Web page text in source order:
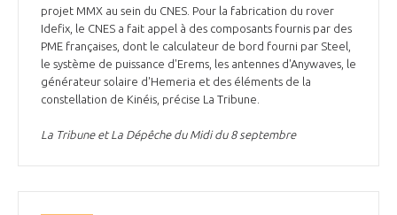
LA MÉDIATION AU-DELÀ DE LA FILIÈRE AÉRONAUTIQUE ET SPATIALE
PRENDRE CONTACT AVEC LE MÉDIATEUR DE LA FILIÈRE
LES ENJEUX
COMPÉTITIVITÉ
EMPLOI & FORMATION
ENVIRONNEMENT
LES PUBLICATIONS
projet MMX au sein du CNES. Pour la fabrication du rover
Idefix, le CNES a fait appel à des composants fournis par des
PME françaises, dont le calculateur de bord fourni par Steel,
le système de puissance d'Erems, les antennes d'Anywaves, le
générateur solaire d'Hemeria et des éléments de la
constellation de Kinéis, précise La Tribune.
La Tribune et La Dépêche du Midi du 8 septembre